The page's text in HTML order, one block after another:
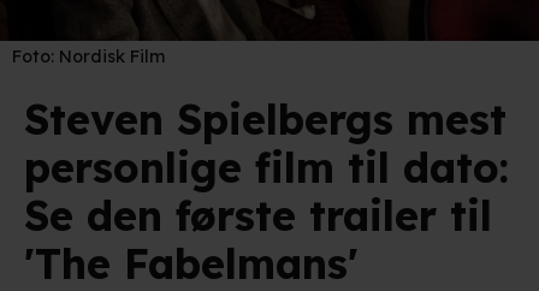
Foto: Nordisk Film
Steven Spielbergs mest
personlige film til dato:
Se den første trailer til
'The Fabelmans'